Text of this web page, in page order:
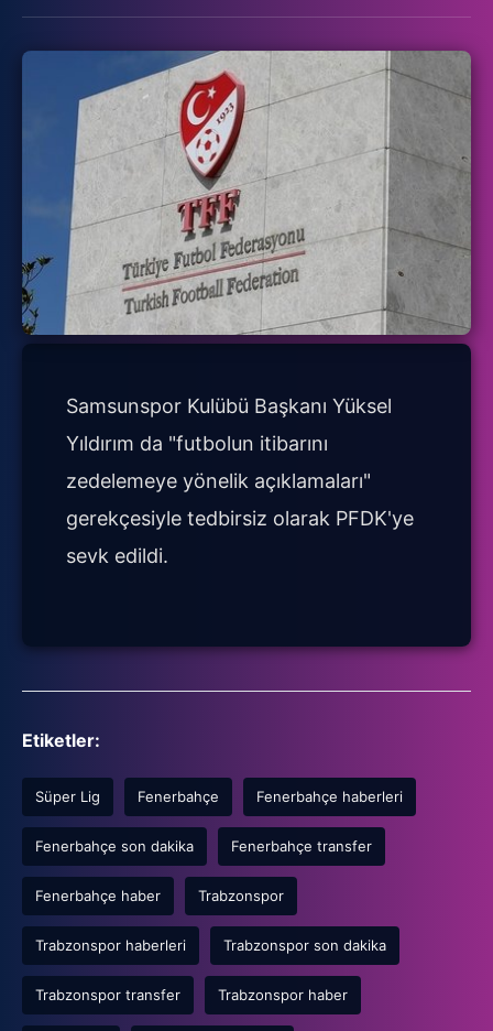
Samsunspor Kulübü Başkanı Yüksel
Yıldırım da "futbolun itibarını
zedelemeye yönelik açıklamaları"
gerekçesiyle tedbirsiz olarak PFDK'ye
sevk edildi.
Etiketler:
Süper Lig Fenerbahçe Fenerbahçe haberleri
Fenerbahçe son dakika Fenerbahçe transfer
Fenerbahçe haber Trabzonspor
Trabzonspor haberleri Trabzonspor son dakika
Trabzonspor transfer Trabzonspor haber